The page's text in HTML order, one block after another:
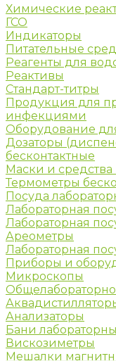
Химические
ГСО
Индикаторы
Питательные
Реагенты для
Реактивы
Стандарт-титры
Продукция для
инфекциями
Оборудование
Дозаторы
бесконтактные
Маски и
Термометры
Посуда
Лабораторная
Лабораторная
Ареометры
Лабораторная
Приборы и
Микроскопы
Анализаторы
Бани
Вискозиметры
Мешалки